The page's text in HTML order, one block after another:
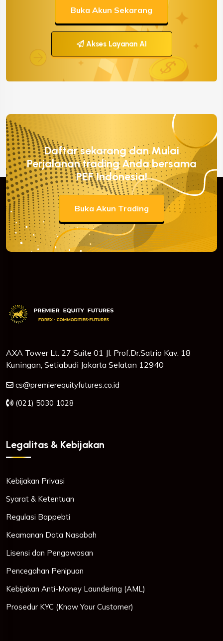
Buka Akun Sekarang
Akses Layanan AI
Daftar sekarang dan Mulai
Perjalanan trading Anda bersama
PEF Indonesia!
Buka Akun Trading
AXA Tower Lt. 27 Suite 01 Jl. Prof.Dr.Satrio Kav. 18
Kuningan, Setiabudi Jakarta Selatan 12940
cs@premierequityfutures.co.id
(021) 5030 1028
Legalitas & Kebijakan
Kebijakan Privasi
Syarat & Ketentuan
Regulasi Bappebti
Keamanan Data Nasabah
Lisensi dan Pengawasan
Pencegahan Penipuan
Kebijakan Anti-Money Laundering (AML)
Prosedur KYC (Know Your Customer)